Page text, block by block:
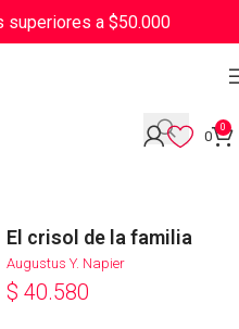
superiores a $50.000
0
0
El crisol de la familia
Augustus Y. Napier
$ 40.580